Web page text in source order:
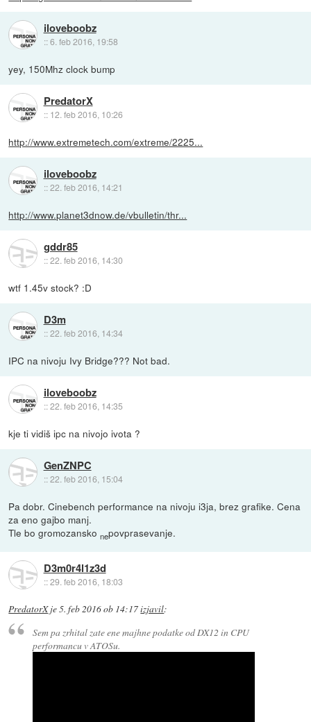
iloveboobz
::6. feb 2016, 19:58
yey, 150Mhz clock bump
PredatorX
:: 12. feb 2016, 10:26
http://www.extremetech.com/extreme/2225...
iloveboobz
::22. feb 2016, 14:21
http://www.planet3dnow.de/vbulletin/thr...
gddr85
::22. feb 2016, 14:30
wtf 1.45v stock? :D
D3m
::22. feb 2016, 14:34
IPC na nivoju Ivy Bridge??? Not bad.
iloveboobz
::22. feb 2016, 14:35
kje ti vidiš ipc na nivojo ivota ?
GenZNPC
::22. feb 2016, 15:04
Pa dobr. Cinebench performance na nivoju i3ja, brez grafike. Cena
za eno gajbo manj.
Tle bo gromozanskonepovprasevanje.
D3m0r4l1z3d
::29. feb 2016, 18:03
PredatorXje5. feb 2016 ob 14:17izjavil:
Sem pa zrhital zate ene majhne podatke od DX12 in CPU
performancu v ATOSu.